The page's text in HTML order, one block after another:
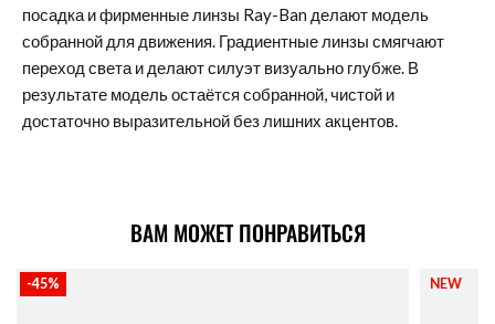
посадка и фирменные линзы Ray-Ban делают модель
собранной для движения. Градиентные линзы смягчают
переход света и делают силуэт визуально глубже. В
результате модель остаётся собранной, чистой и
достаточно выразительной без лишних акцентов.
ВАМ МОЖЕТ ПОНРАВИТЬСЯ
-45% NEW